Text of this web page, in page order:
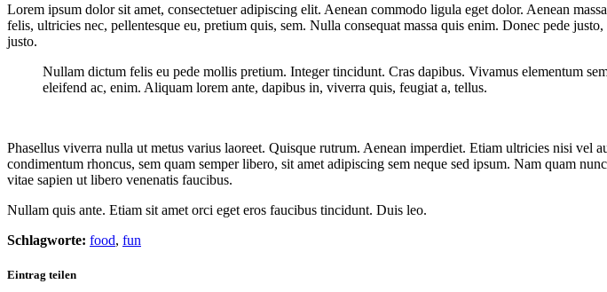
Lorem ipsum dolor sit amet, consectetuer adipiscing elit. Aenean commodo ligula eget dolor. Aenean
felis, ultricies nec, pellentesque eu, pretium quis, sem. Nulla consequat massa quis enim. Donec pede
justo.
Nullam dictum felis eu pede mollis pretium. Integer tincidunt. Cras dapibus. Vivamus elementum
eleifend ac, enim. Aliquam lorem ante, dapibus in, viverra quis, feugiat a, tellus.
Phasellus viverra nulla ut metus varius laoreet. Quisque rutrum. Aenean imperdiet. Etiam ultricies nisi
condimentum rhoncus, sem quam semper libero, sit amet adipiscing sem neque sed ipsum. Nam quam
vitae sapien ut libero venenatis faucibus.
Nullam quis ante. Etiam sit amet orci eget eros faucibus tincidunt. Duis leo.
Schlagworte: food, fun
Eintrag teilen